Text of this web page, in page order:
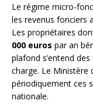
Le régime micro-
les revenus fonciers
Les propriétaires
000 euros par an
plafond s’entend
charge. Le Ministère
périodiquement ces
nationale.